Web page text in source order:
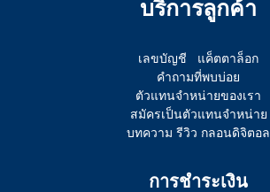
บริการลูกค้า
เลขบัญชี
แค็ตตาล็อก
คำถามที่พบบ่อย
ตัวแทนจำหน่ายของเรา
สมัครเป็นตัวแทนจำหน่าย
บทความ รีวิว กลอนดิจิตอล
การชำระเงิน